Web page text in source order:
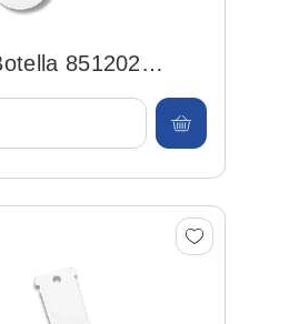
851202
Sublimacion